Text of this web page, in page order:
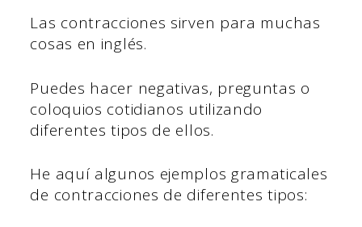
Las contracciones sirven para muchas
cosas en inglés.
Puedes hacer negativas, preguntas o
coloquios cotidianos utilizando
diferentes tipos de ellos.
He aquí algunos ejemplos gramaticales
de contracciones de diferentes tipos: